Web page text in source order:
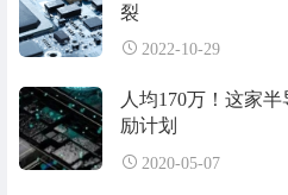
裂
2022-10-29
人均170万！这家
励计划
2020-05-07